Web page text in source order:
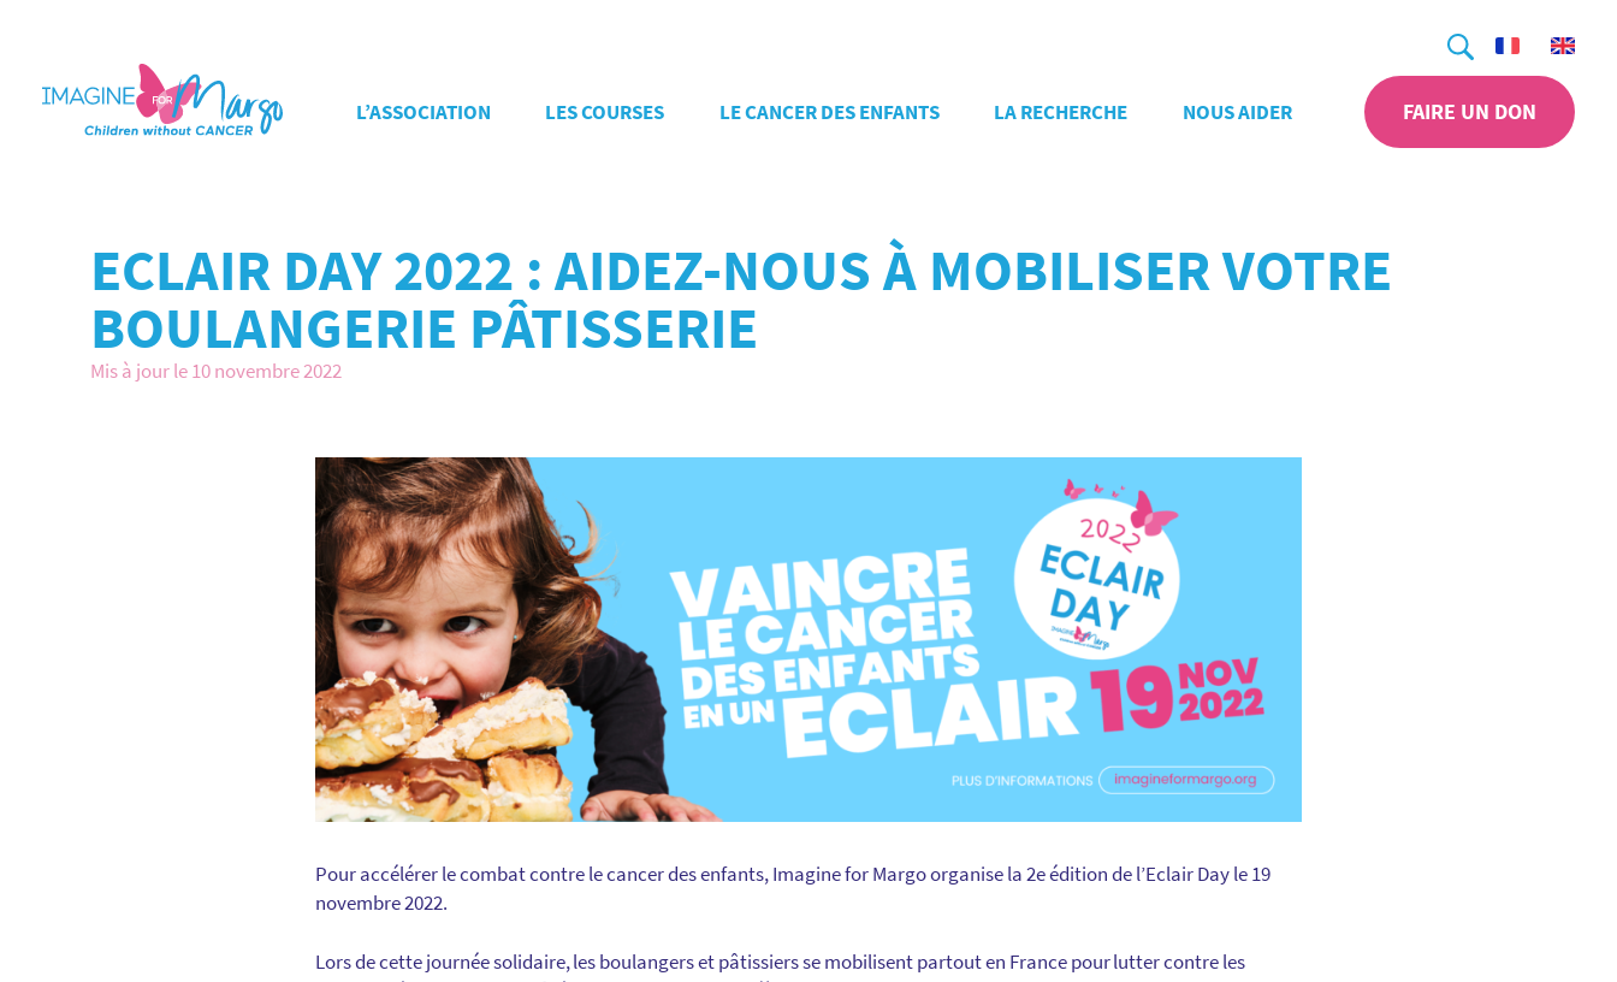
Recherche
L’ASSOCIATION LES COURSES LE CANCER DES ENFANTS LA RECHERCHE NOUS AIDER FAIRE UN DON
ECLAIR DAY 2022 : AIDEZ-NOUS À MOBILISER VOTRE
BOULANGERIE PÂTISSERIE
Mis à jour le 10 novembre 2022
Pour accélérer le combat contre le cancer des enfants,Imagine for Margo organise la 2eédition de l’Eclair Day le 19
novembre 2022.
Lors de cette journée solidaire, les boulangers et pâtissiers se mobilisent partout en France pour lutter contre les